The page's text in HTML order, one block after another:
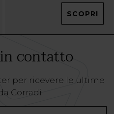
SCOPRI
contatto
per ricevere le ultime
Corradi